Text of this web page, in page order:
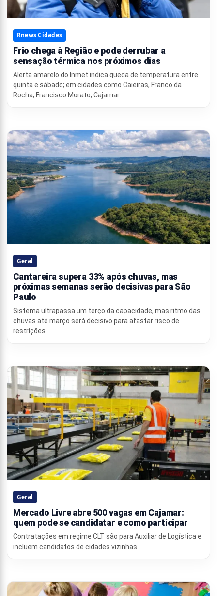
Rnews Cidades
Frio chega à Região e pode derrubar a
sensação térmica nos próximos dias
Alerta amarelo do Inmet indica queda de temperatura entre
quinta e sábado; em cidades como Caieiras, Franco da
Rocha, Francisco Morato, Cajamar
Geral
Cantareira supera 33% após chuvas, mas
próximas semanas serão decisivas para São
Paulo
Sistema ultrapassa um terço da capacidade, mas ritmo das
chuvas até março será decisivo para afastar risco de
restrições.
Geral
Mercado Livre abre 500 vagas em Cajamar:
quem pode se candidatar e como participar
Contratações em regime CLT são para Auxiliar de Logística e
incluem candidatos de cidades vizinhas